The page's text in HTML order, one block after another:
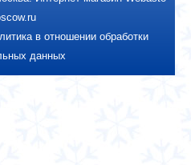
в отношении обработки
данных